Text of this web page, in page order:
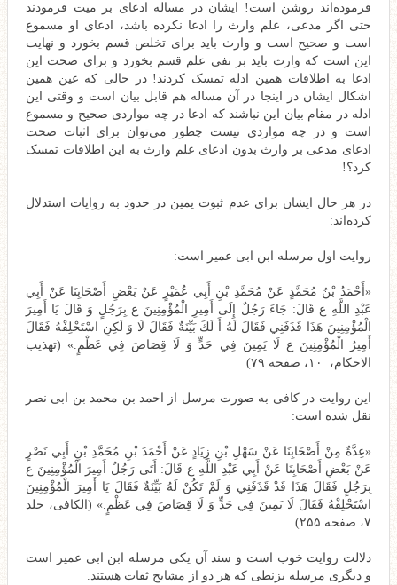
فرموده‌اند روشن است! ایشان در مساله ادعای بر میت فرمودند
حتی اگر مدعی، علم وارث را ادعا نکرده باشد، ادعای او مسموع
است و صحیح است و وارث باید برای تخلص قسم بخورد و نهایت
این است که وارث باید بر نفی علم قسم بخورد و برای صحت این
ادعا به اطلاقات همین ادله تمسک کردند! در حالی که عین همین
اشکال ایشان در اینجا در آن مساله هم قابل بیان است و وقتی این
ادله در مقام بیان این نباشند که ادعا در چه مواردی صحیح و مسموع
است و در چه مواردی نیست چطور می‌توان برای اثبات صحت
ادعای مدعی بر وارث بدون ادعای علم وارث به این اطلاقات تمسک
کرد؟!
در هر حال ایشان برای عدم ثبوت یمین در حدود به روایات استدلال
کرده‌اند:
روایت اول مرسله ابن ابی عمیر است:
«أَحْمَدُ بْنُ مُحَمَّدٍ عَنْ مُحَمَّدِ بْنِ أَبِي عُمَيْرٍ عَنْ بَعْضِ أَصْحَابِنَا عَنْ أَبِي
عَبْدِ اللَّهِ ع قَالَ: جَاءَ رَجُلٌ إِلَى أَمِيرِ الْمُؤْمِنِينَ ع بِرَجُلٍ وَ قَالَ يَا أَمِيرَ
الْمُؤْمِنِينَ هَذَا قَذَفَنِي فَقَالَ لَهُ أَ لَكَ بَيِّنَةٌ فَقَالَ لَا وَ لَكِنِ اسْتَحْلِفْهُ فَقَالَ‌
أَمِيرُ الْمُؤْمِنِينَ ع لَا يَمِينَ فِي حَدٍّ وَ لَا قِصَاصَ فِي عَظْمٍ.» (تهذیب
الاحکام، ۱۰، صفحه ۷۹)
این روایت در کافی به صورت مرسل از احمد بن محمد بن ابی نصر
نقل شده است:
«عِدَّةٌ مِنْ أَصْحَابِنَا عَنْ سَهْلِ بْنِ زِيَادٍ عَنْ أَحْمَدَ بْنِ مُحَمَّدِ بْنِ أَبِي نَصْرٍ
عَنْ بَعْضِ أَصْحَابِنَا عَنْ أَبِي عَبْدِ اللَّهِ ع قَالَ: أَتَى رَجُلٌ أَمِيرَ الْمُؤْمِنِينَ ع
بِرَجُلٍ فَقَالَ هَذَا قَدْ قَذَفَنِي وَ لَمْ تَكُنْ لَهُ بَيِّنَةٌ فَقَالَ يَا أَمِيرَ الْمُؤْمِنِينَ
اسْتَحْلِفْهُ فَقَالَ لَا يَمِينَ فِي حَدٍّ وَ لَا قِصَاصَ فِي عَظْمٍ.» (الکافی، جلد
۷، صفحه ۲۵۵)
دلالت روایت خوب است و سند آن یکی مرسله ابن ابی عمیر است
و دیگری مرسله بزنطی که هر دو از مشایخ ثقات هستند.